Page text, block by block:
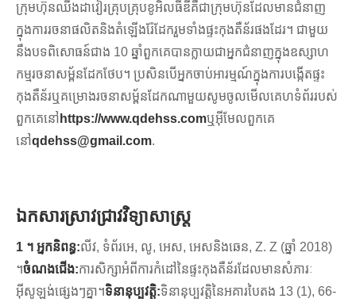
ក្រុមហ៊ុនឈីងដាវៀរគ្រុបគ្រុបខូអិលធីឌីគឺជាក្រុមហ៊ុនដែលមានជំនាញ
ក្នុងការរចនាផលិតនិងតំឡើងរ៉ែដែករួមទាំងផ្ទះកុងតឺន័រផងដែរ។ ជាមួយ
នឹងបទពិសោធន៍ជាង 10 ឆ្នាំពួកគេបានក្លាយជាអ្នកជំនាញក្នុងឧស្សាហ
កម្មរចនាសម្ព័នដែកថែប។ ប្រសិនបើអ្នកចាប់អារម្មណ៍ក្នុងការបង្កើតផ្ទះ
កុងតឺន័រឬគម្រោងរចនាសម្ព័នដែកណាមួយសូមចូលមើលគេហទំព័ររបស់
ពួកគេនៅ https://www.qdehss.comឬអ៊ីមែលពួកគេ
នៅqdehss@gmail.com.
ឯកសារស្រាវជ្រាវវិទ្យាសាស្ត្រ
1 ។ អ្នកនិពន្ធ:លីវ, ទំព័រអេ, លូ, អេស, អេសនិងឆេន, Z. Z (ឆ្នាំ 2018)
។ចំណងជើង:ការសិក្សាអំពីការកំដៅនៃផ្ទះកុងតឺន័រដែលមានសំភារៈ
អ៊ីសូឡង់ផ្សេងៗគ្នា។ទិនានុប្បវត្តិ:ទិនានុប្បវត្តិនៃអគារបៃតង 13 (1), 66-